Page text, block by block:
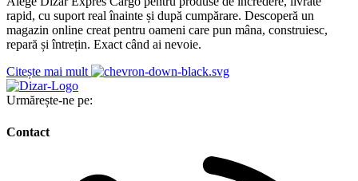
rapid, cu suport real înainte și după cumpărare. Descoperă un
magazin online creat pentru oameni care pun mâna, construiesc,
repară și întrețin. Exact când ai nevoie.
Citește mai mult
Urmărește-ne pe:
Contact